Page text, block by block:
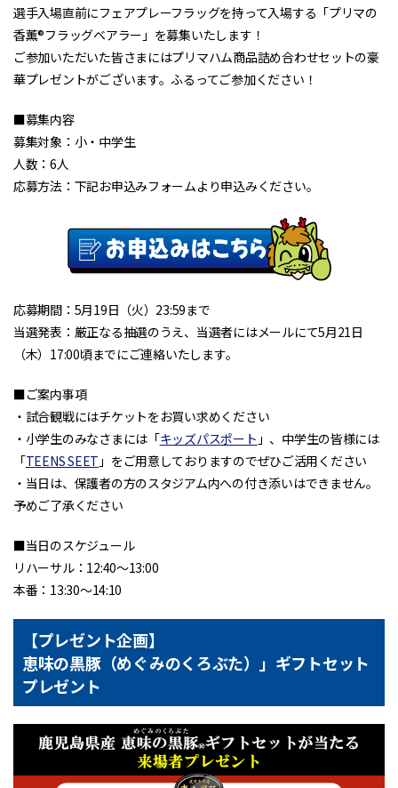
選手入場直前にフェアプレーフラッグを持って入場する「プリマの
香薫®フラッグベアラー」を募集いたします！
ご参加いただいた皆さまにはプリマハム商品詰め合わせセットの豪
華プレゼントがございます。ふるってご参加ください！
■募集内容
募集対象：小・中学生
人数：6人
応募方法：下記お申込みフォームより申込みください。
応募期間：5月19日（火）23:59まで
当選発表：厳正なる抽選のうえ、当選者にはメールにて5月21日
（木）17:00頃までにご連絡いたします。
■ご案内事項
・ 試合観戦にはチケットをお買い求めください
・ 小学生のみなさまには「キッズパスポート 」、中学生の皆様には
「TEENS SEET 」をご用意しておりますのでぜひご活用ください
・当日は、保護者の方のスタジアム内への付き添いはできません。
予めご了承ください
■当日のスケジュール
リハーサル：12:40～13:00
本番：13:30～14:10
【プレゼント企画】
恵味の黒豚（めぐみのくろぶた）」ギフトセット
プレゼント